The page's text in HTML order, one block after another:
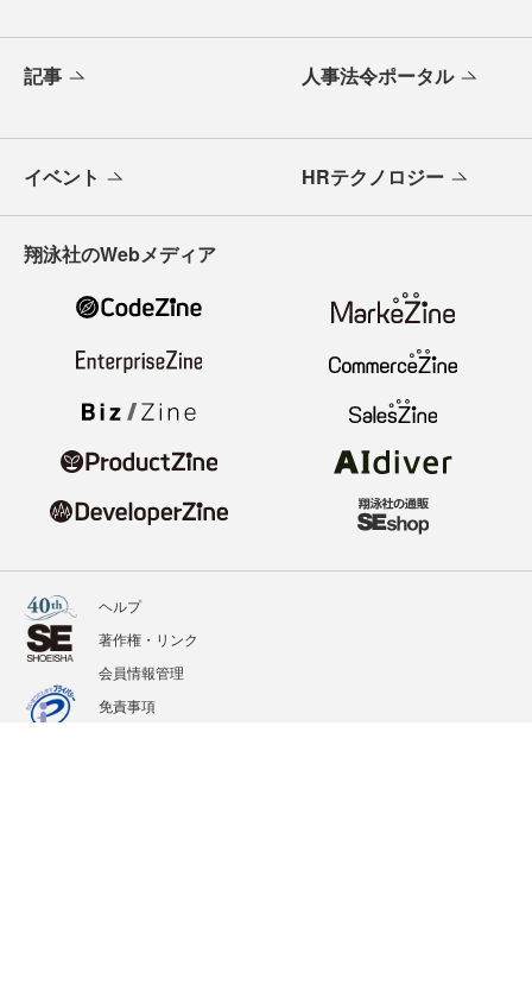
記事 人事法令ポータル
イベント HRテクノロジー
翔泳社のWebメディア
ヘルプ
著作権・リンク
会員情報管理
免責事項